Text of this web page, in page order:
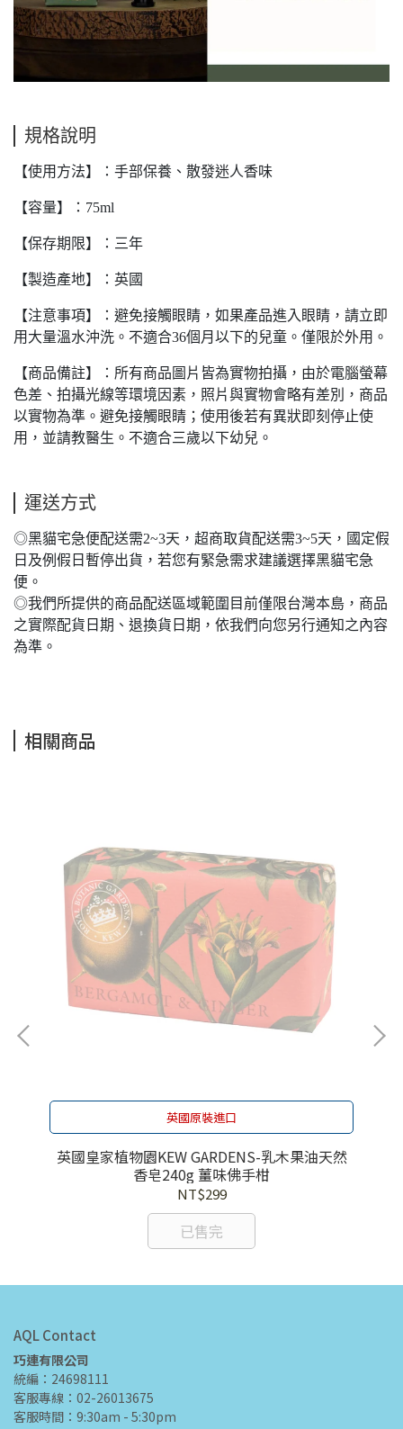
規格說明
【使用方法】：手部保養、散發迷人香味
【容量】：75ml
【保存期限】：三年
【製造產地】：英國
【注意事項】：避免接觸眼睛，如果產品進入眼睛，請立即
用大量溫水沖洗。不適合36個月以下的兒童。僅限於外用。
【商品備註】：所有商品圖片皆為實物拍攝，由於電腦螢幕
色差、拍攝光線等環境因素，照片與實物會略有差別，商品
以實物為準。避免接觸眼睛；使用後若有異狀即刻停止使
用，並請教醫生。不適合三歲以下幼兒。
運送方式
◎黑貓宅急便配送需2~3天，超商取貨配送需3~5天，國定假
日及例假日暫停出貨，若您有緊急需求建議選擇黑貓宅急
便。
◎我們所提供的商品配送區域範圍目前僅限台灣本島，商品
之實際配貨日期、退換貨日期，依我們向您另行通知之內容
為準。
相關商品
英國原裝進口
英國皇家植物園KEW GARDENS-乳木果油天然
香皂240g 薑味佛手柑
NT$299
已售完
AQL Contact
巧連有限公司
統編：24698111
客服專線：02-26013675
客服時間：9:30am - 5:30pm